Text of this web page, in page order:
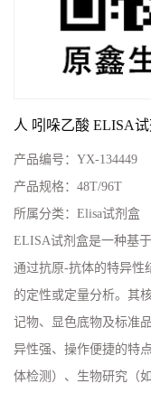
人 吲哚乙酸 ELISA
产品编号： YX-134449
产品规格： 48T/96T
所属分类： Elisa试剂盒
ELISA试剂盒是一种基
通过抗原-抗体的特异性
的定性或定量分析。其
记物、显色底物及标准
异性强、操作便捷的特
体检测）、生物研究（